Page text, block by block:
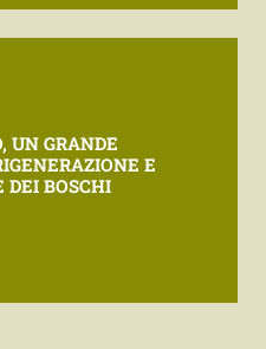
UN GRANDE
E
DEI BOSCHI